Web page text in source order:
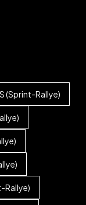
(Sprint-Rallye)
Rallye)